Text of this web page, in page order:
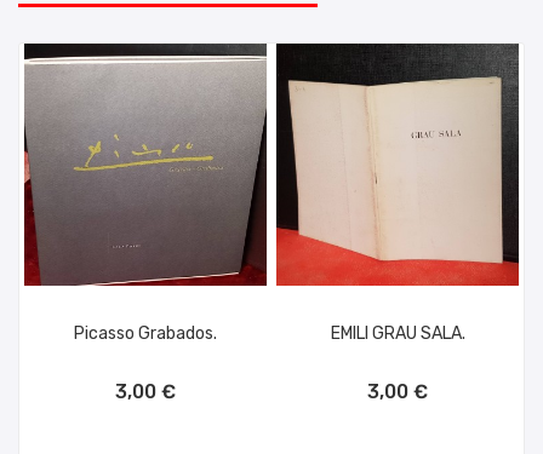
Picasso Grabados.
3,00 €
EMILI GRAU SALA.
3,00 €